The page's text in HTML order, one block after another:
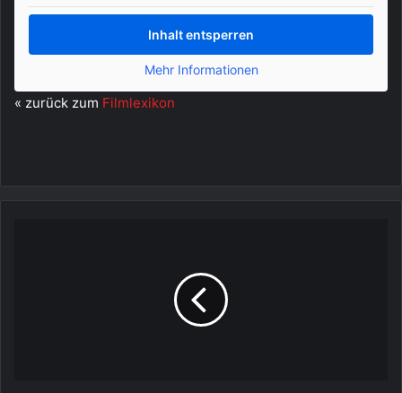
Inhalt entsperren
Mehr Informationen
« zurück zum Filmlexikon